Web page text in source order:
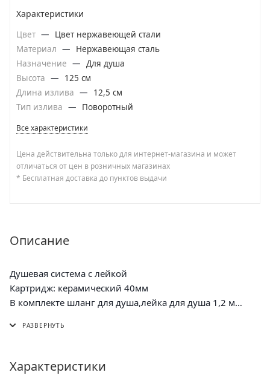
Характеристики
Цвет —
Цвет нержавеющей стали
Материал —
Нержавеющая сталь
Назначение — Для душа
Высота —
125 см
Длина излива —
12,5 см
Тип излива — Поворотный
Все характеристики
Цена действительна только для интернет-магазина и может
отличаться от цен в розничных магазинах
* Бесплатная доставка до пунктов выдачи
Описание
Душевая система с лейкой
Картридж: керамический 40мм
В комплекте шланг для душа,лейка для душа 1,2 м
эксцентрики, отражатели
Характеристики